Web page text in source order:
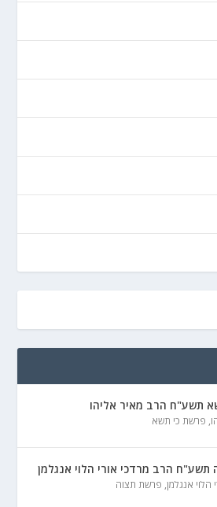
תשע"ח הרב מאיר אליהו
, פרשת כי תשא
תשע"ח הרב מרדכי אורי הלוי אנגלמן
הלוי אנגלמן, פרשת תצוה